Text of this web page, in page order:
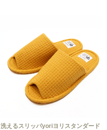
洗えるスリッパyoriヨリスタンダード